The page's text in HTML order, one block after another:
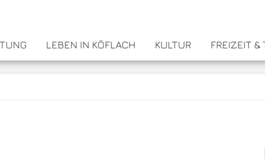
LEBEN IN KÖFLACH KULTUR FREIZEIT &